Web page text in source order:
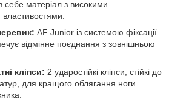
себе матеріал з високими
властивостями.
AF Junior із системою фіксації
відмінне поєднання з зовнішньою
кліпси: 2 ударостійкі кліпси, стійкі до
для кращого облягання ноги